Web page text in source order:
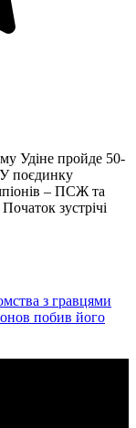
Удіне пройде 50-
поєдинку
– ПСЖ та
зустрічі
з гравцями
побив його